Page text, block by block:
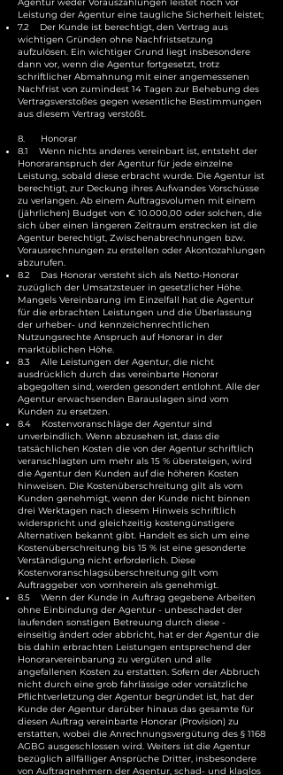
Leistung der Agentur eine taugliche Sicherheit leistet;
7.2 Der Kunde ist berechtigt, den Vertrag aus
wichtigen Gründen ohne Nachfristsetzung
aufzulösen. Ein wichtiger Grund liegt insbesondere
dann vor, wenn die Agentur fortgesetzt, trotz
schriftlicher Abmahnung mit einer angemessenen
Nachfrist von zumindest 14 Tagen zur Behebung des
Vertragsverstoßes gegen wesentliche Bestimmungen
aus diesem Vertrag verstößt.
8. Honorar
8.1 Wenn nichts anderes vereinbart ist, entsteht der
Honoraranspruch der Agentur für jede einzelne
Leistung, sobald diese erbracht wurde. Die Agentur ist
berechtigt, zur Deckung ihres Aufwandes Vorschüsse
zu verlangen. Ab einem Auftragsvolumen mit einem
(jährlichen) Budget von € 10.000,00 oder solchen, die
sich über einen längeren Zeitraum erstrecken ist die
Agentur berechtigt, Zwischenabrechnungen bzw.
Vorausrechnungen zu erstellen oder Akontozahlungen
abzurufen.
8.2 Das Honorar versteht sich als Netto-Honorar
zuzüglich der Umsatzsteuer in gesetzlicher Höhe.
Mangels Vereinbarung im Einzelfall hat die Agentur
für die erbrachten Leistungen und die Überlassung
der urheber- und kennzeichenrechtlichen
Nutzungsrechte Anspruch auf Honorar in der
marktüblichen Höhe.
8.3 Alle Leistungen der Agentur, die nicht
ausdrücklich durch das vereinbarte Honorar
abgegolten sind, werden gesondert entlohnt. Alle der
Agentur erwachsenden Barauslagen sind vom
Kunden zu ersetzen.
8.4 Kostenvoranschläge der Agentur sind
unverbindlich. Wenn abzusehen ist, dass die
tatsächlichen Kosten die von der Agentur schriftlich
veranschlagten um mehr als 15 % übersteigen, wird
die Agentur den Kunden auf die höheren Kosten
hinweisen. Die Kostenüberschreitung gilt als vom
Kunden genehmigt, wenn der Kunde nicht binnen
drei Werktagen nach diesem Hinweis schriftlich
widerspricht und gleichzeitig kostengünstigere
Alternativen bekannt gibt. Handelt es sich um eine
Kostenüberschreitung bis 15 % ist eine gesonderte
Verständigung nicht erforderlich. Diese
Kostenvoranschlagsüberschreitung gilt vom
Auftraggeber von vornherein als genehmigt.
8.5 Wenn der Kunde in Auftrag gegebene Arbeiten
ohne Einbindung der Agentur - unbeschadet der
laufenden sonstigen Betreuung durch diese -
einseitig ändert oder abbricht, hat er der Agentur die
bis dahin erbrachten Leistungen entsprechend der
Honorarvereinbarung zu vergüten und alle
angefallenen Kosten zu erstatten. Sofern der Abbruch
nicht durch eine grob fahrlässige oder vorsätzliche
Pflichtverletzung der Agentur begründet ist, hat der
Kunde der Agentur darüber hinaus das gesamte für
diesen Auftrag vereinbarte Honorar (Provision) zu
erstatten, wobei die Anrechnungsvergütung des § 1168
AGBG ausgeschlossen wird. Weiters ist die Agentur
bezüglich allfälliger Ansprüche Dritter, insbesondere
von Auftragnehmern der Agentur, schad- und klaglos